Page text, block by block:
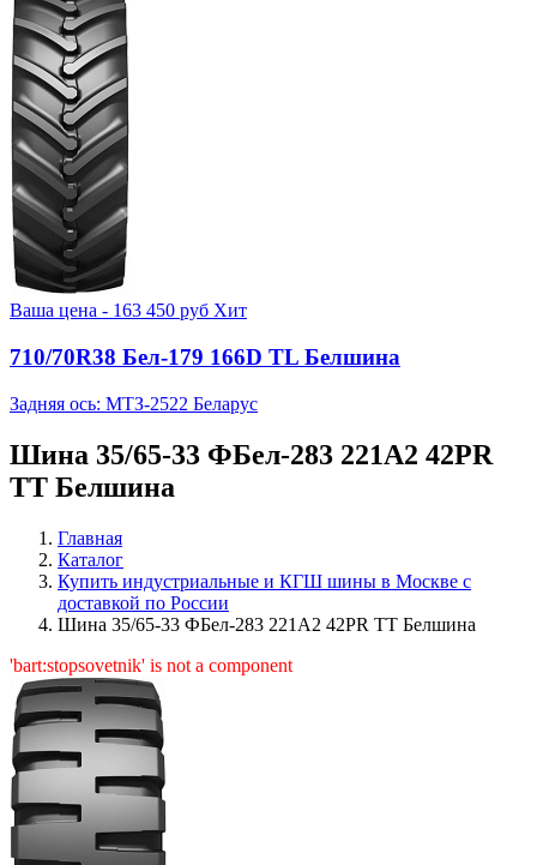
Ваша цена - 163 450 руб Хит
710/70R38 Бел-179 166D TL Белшина
Задняя ось: МТЗ-2522 Беларус
Шина 35/65-33 ФБел-283 221A2 42PR
TT Белшина
Главная
Каталог
Купить индустриальные и КГШ шины в Москве с
доставкой по России
Шина 35/65-33 ФБел-283 221A2 42PR TT Белшина
'bart:stopsovetnik' is not a component